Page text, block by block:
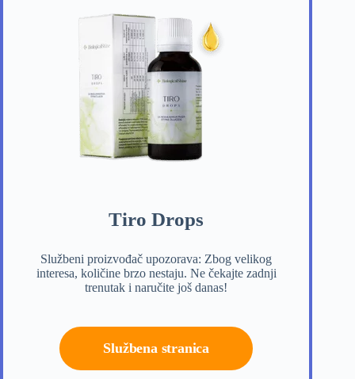
Tiro Drops
Službeni proizvođač upozorava: Zbog velikog
interesa, količine brzo nestaju. Ne čekajte zadnji
trenutak i naručite još danas!
Službena stranica